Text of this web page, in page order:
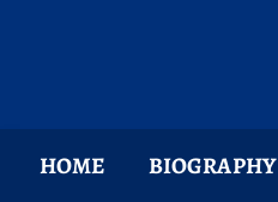
HOME BIOGRAPHY